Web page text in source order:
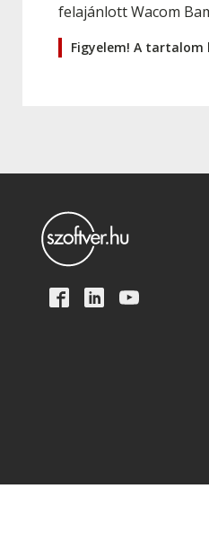
felajánlott Wacom
Figyelem! A tartalom